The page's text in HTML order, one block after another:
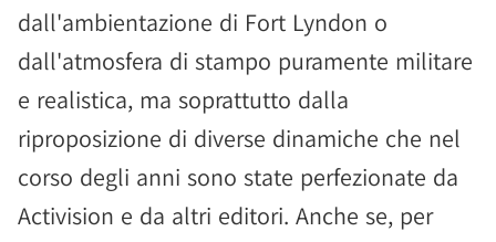
dall'ambientazione di Fort Lyndon o
dall'atmosfera di stampo puramente militare
e realistica, ma soprattutto dalla
riproposizione di diverse dinamiche che nel
corso degli anni sono state perfezionate da
Activision e da altri editori. Anche se, per